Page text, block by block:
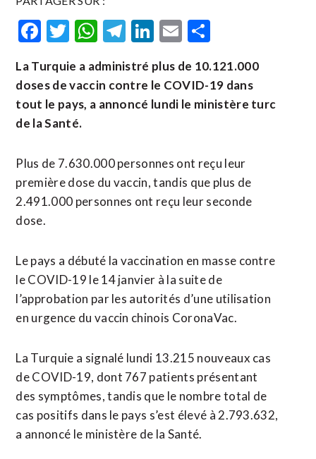
Facebook
Twitter
WhatsApp
Telegram
LinkedIn
Email
La Turquie a administré plus de 10.121.000
doses de vaccin contre le COVID-19 dans
tout le pays, a annoncé lundi le ministère turc
de la Santé.
Plus de 7.630.000 personnes ont reçu leur
première dose du vaccin, tandis que plus de
2.491.000 personnes ont reçu leur seconde
dose.
Le pays a débuté la vaccination en masse contre
le COVID-19 le 14 janvier à la suite de
l’approbation par les autorités d’une utilisation
en urgence du vaccin chinois CoronaVac.
La Turquie a signalé lundi 13.215 nouveaux cas
de COVID-19, dont 767 patients présentant
des symptômes, tandis que le nombre total de
cas positifs dans le pays s’est élevé à 2.793.632,
a annoncé le ministère de la Santé.